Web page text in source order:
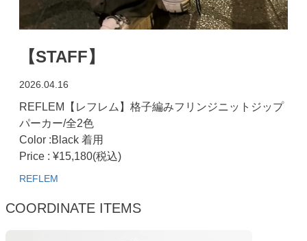
【STAFF】
2026.04.16
REFLEM【レフレム】格子編みフリンジニットジップ
パーカー/全2色
Color :Black 着用
Price : ¥15,180(税込)
REFLEM
COORDINATE ITEMS